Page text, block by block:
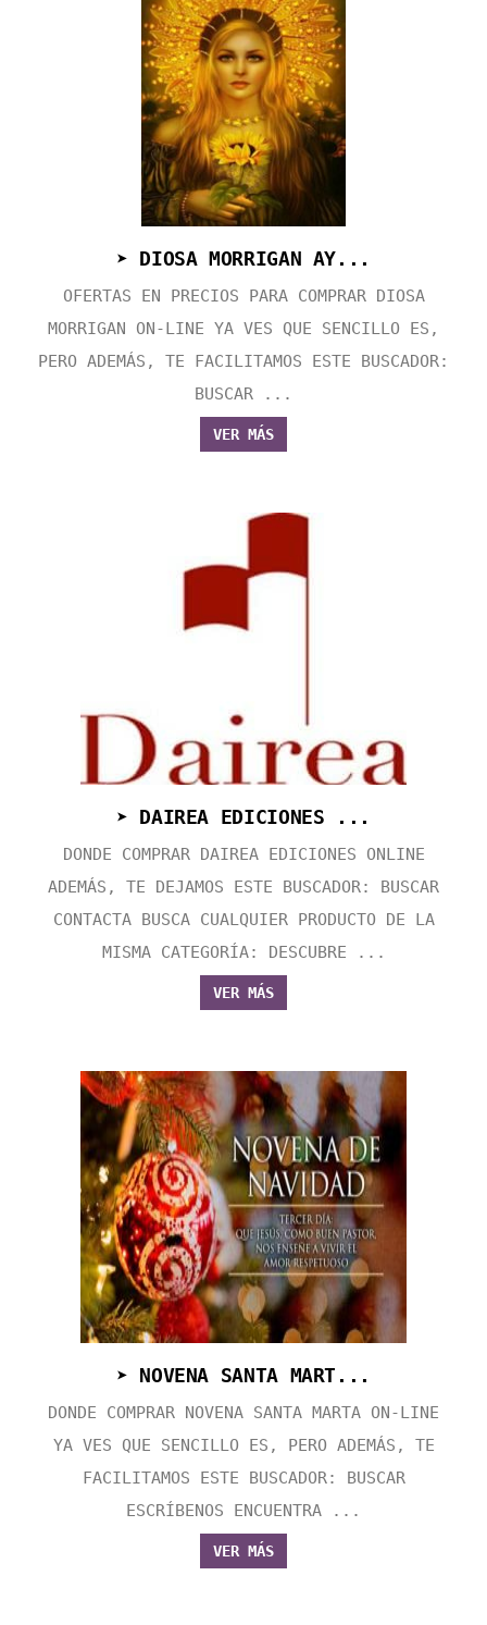
➤ DIOSA MORRIGAN AY...
OFERTAS EN PRECIOS PARA COMPRAR DIOSA
MORRIGAN ON-LINE YA VES QUE SENCILLO ES,
PERO ADEMÁS, TE FACILITAMOS ESTE BUSCADOR:
BUSCAR ...
VER MÁS
➤ DAIREA EDICIONES ...
DONDE COMPRAR DAIREA EDICIONES ONLINE
ADEMÁS, TE DEJAMOS ESTE BUSCADOR: BUSCAR
CONTACTA BUSCA CUALQUIER PRODUCTO DE LA
MISMA CATEGORÍA: DESCUBRE ...
VER MÁS
➤ NOVENA SANTA MART...
DONDE COMPRAR NOVENA SANTA MARTA ON-LINE
YA VES QUE SENCILLO ES, PERO ADEMÁS, TE
FACILITAMOS ESTE BUSCADOR: BUSCAR
ESCRÍBENOS ENCUENTRA ...
VER MÁS